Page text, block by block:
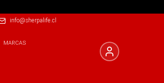
info@sherpalife.cl
MARCAS